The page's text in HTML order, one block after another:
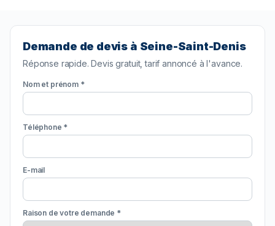
Demande de devis à Seine-Saint-Denis
Réponse rapide. Devis gratuit, tarif annoncé à l'avance.
Nom et prénom *
Téléphone *
E-mail
Raison de votre demande *